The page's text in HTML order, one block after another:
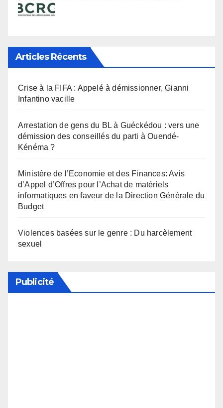
Articles Récents
Crise à la FIFA : Appelé à démissionner, Gianni
Infantino vacille
Arrestation de gens du BL à Guéckédou : vers une
démission des conseillés du parti à Ouendé-
Kénéma ?
Ministère de l’Economie et des Finances: Avis
d’Appel d’Offres pour l’Achat de matériels
informatiques en faveur de la Direction Générale du
Budget
Violences basées sur le genre : Du harcèlement
sexuel
Publicité